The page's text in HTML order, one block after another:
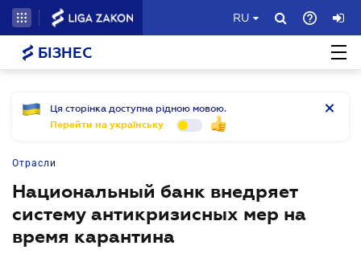
RU
БІЗНЕС
Ця сторінка доступна рідною мовою.
Перейти на українську
Отрасли
Национальный банк внедряет
систему антикризисных мер на
время карантина